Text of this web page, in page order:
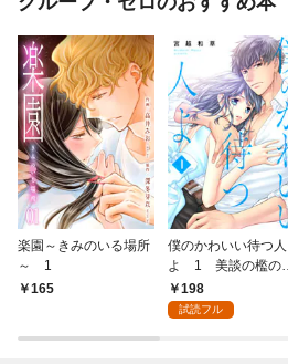
楽園～きみのいる場所
～ 1
165
僕のかわいい待つ人
よ 1 美談の檻のな
か198
試読フル